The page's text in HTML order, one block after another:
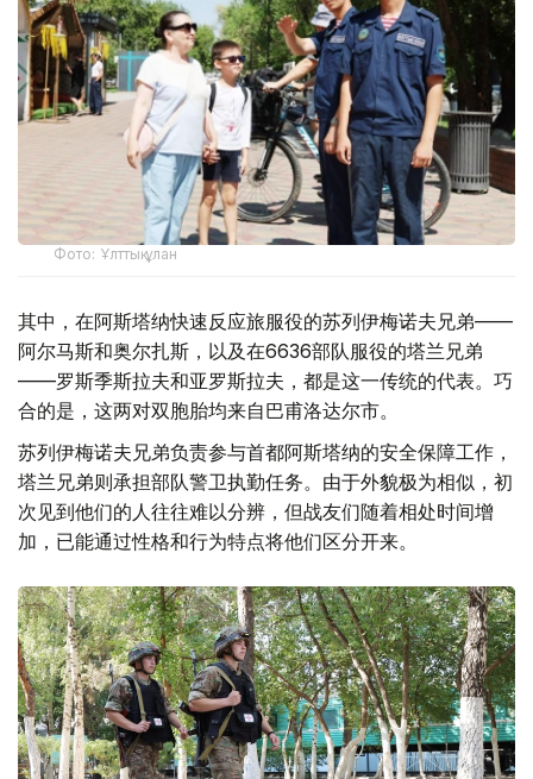
Фото: Ұлттық ұлан
其中，在阿斯塔纳快速反应旅服役的苏列伊梅诺夫兄弟——
阿尔马斯和奥尔扎斯，以及在6636部队服役的塔兰兄弟
——罗斯季斯拉夫和亚罗斯拉夫，都是这一传统的代表。巧
合的是，这两对双胞胎均来自巴甫洛达尔市。
苏列伊梅诺夫兄弟负责参与首都阿斯塔纳的安全保障工作，
塔兰兄弟则承担部队警卫执勤任务。由于外貌极为相似，初
次见到他们的人往往难以分辨，但战友们随着相处时间增
加，已能通过性格和行为特点将他们区分开来。